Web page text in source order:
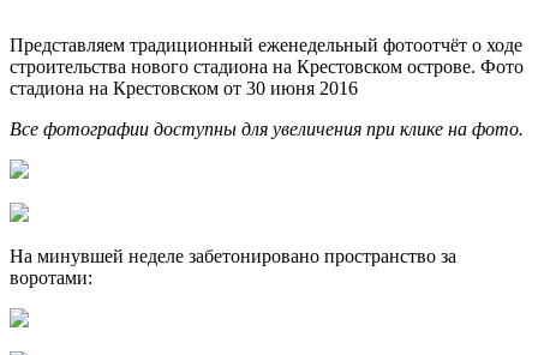
Представляем традиционный еженедельный фотоотчёт о ходе
строительства нового стадиона на Крестовском острове. Фото
стадиона на Крестовском от 30 июня 2016
Все фотографии доступны для увеличения при клике на фото.
На минувшей неделе забетонировано пространство за
воротами: